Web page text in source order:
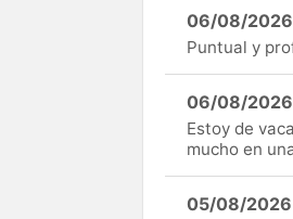
06/08/2026
Puntual y
06/08/2026
Estoy de
mucho en
05/08/2026